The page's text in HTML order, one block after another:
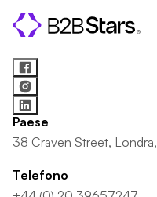
Paese
38 Craven Street,
Telefono